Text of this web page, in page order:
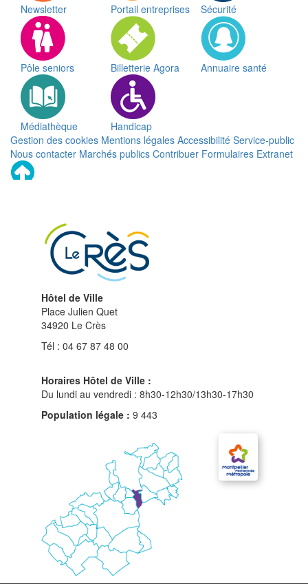
Newsletter Portail entreprises Sécurité
Pôle seniors Billetterie Agora Annuaire santé
Médiathèque
Handicap
Gestion des cookies Mentions légales Accessibilité Service-public
Nous contacter Marchés publics Contribuer Formulaires Extranet
Remonter
Hôtel de Ville
Place Julien Quet
34920 Le Crès
Tél : 04 67 87 48 00
Horaires Hôtel de Ville :
Du lundi au vendredi : 8h30-12h30/13h30-17h30
Population légale : 9 443